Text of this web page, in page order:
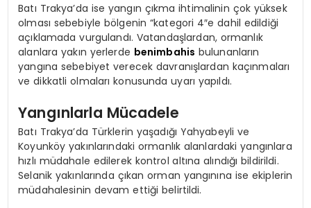
Batı Trakya’da ise yangın çıkma ihtimalinin çok yüksek
olması sebebiyle bölgenin “kategori 4″e dahil edildiği
açıklamada vurgulandı. Vatandaşlardan, ormanlık
alanlara yakın yerlerde benimbahis bulunanların
yangına sebebiyet verecek davranışlardan kaçınmaları
ve dikkatli olmaları konusunda uyarı yapıldı.
Yangınlarla Mücadele
Batı Trakya’da Türklerin yaşadığı Yahyabeyli ve
Koyunköy yakınlarındaki ormanlık alanlardaki yangınlara
hızlı müdahale edilerek kontrol altına alındığı bildirildi.
Selanik yakınlarında çıkan orman yangınına ise ekiplerin
müdahalesinin devam ettiği belirtildi.